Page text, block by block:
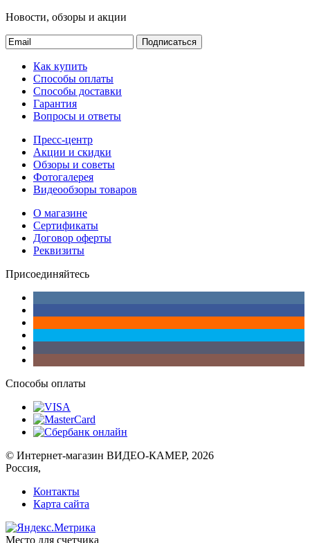
Новости, обзоры и акции
Подписаться
Как купить
Способы оплаты
Способы доставки
Гарантия
Вопросы и ответы
Пресс-центр
Акции и скидки
Обзоры и советы
Фотогалерея
Видеообзоры товаров
О магазине
Сертификаты
Договор оферты
Реквизиты
Присоединяйтесь
Способы оплаты
© Интернет-магазин ВИДЕО-КАМЕР, 2026
Россия,
Контакты
Карта сайта
Место для счетчика